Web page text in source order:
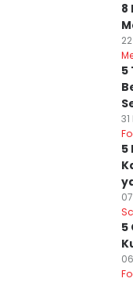
8
5
5
5